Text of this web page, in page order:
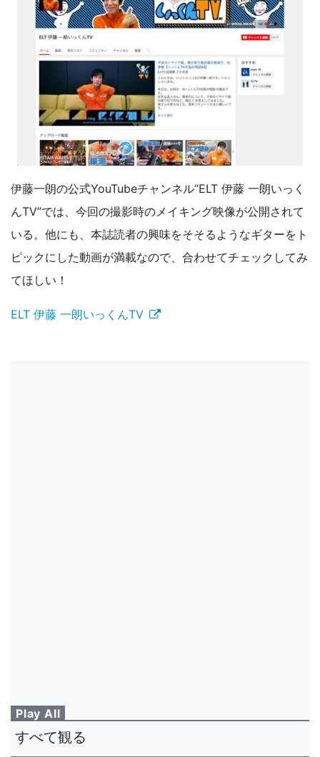
伊藤一朗の公式YouTubeチャンネル“ELT 伊藤 一朗いっく
んTV”では、今回の撮影時のメイキング映像が公開されて
いる。他にも、本誌読者の興味をそそるようなギターをト
ピックにした動画が満載なので、合わせてチェックしてみ
てほしい！
ELT 伊藤 一朗いっくんTV
Play All
すべて観る